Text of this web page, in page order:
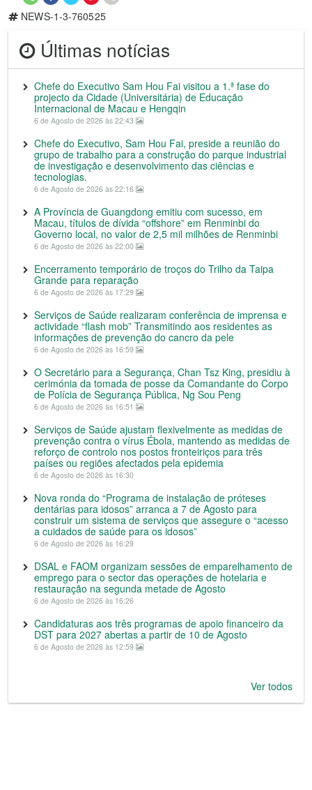
NEWS-1-3-760525
Últimas notícias
Chefe do Executivo Sam Hou Fai visitou a 1.ª fase do
projecto da Cidade (Universitária) de Educação
Internacional de Macau e Hengqin
6 de Agosto de 2026 às 22:43
Chefe do Executivo, Sam Hou Fai, preside a reunião do
grupo de trabalho para a construção do parque industrial
de investigação e desenvolvimento das ciências e
tecnologias.
6 de Agosto de 2026 às 22:16
A Província de Guangdong emitiu com sucesso, em
Macau, títulos de dívida “offshore” em Renminbi do
Governo local, no valor de 2,5 mil milhões de Renminbi
6 de Agosto de 2026 às 22:00
Encerramento temporário de troços do Trilho da Taipa
Grande para reparação
6 de Agosto de 2026 às 17:29
Serviços de Saúde realizaram conferência de imprensa e
actividade “flash mob” Transmitindo aos residentes as
informações de prevenção do cancro da pele
6 de Agosto de 2026 às 16:59
O Secretário para a Segurança, Chan Tsz King, presidiu à
cerimónia da tomada de posse da Comandante do Corpo
de Polícia de Segurança Pública, Ng Sou Peng
6 de Agosto de 2026 às 16:51
Serviços de Saúde ajustam flexivelmente as medidas de
prevenção contra o vírus Ébola, mantendo as medidas de
reforço de controlo nos postos fronteiriços para três
países ou regiões afectados pela epidemia
6 de Agosto de 2026 às 16:30
Nova ronda do “Programa de instalação de próteses
dentárias para idosos” arranca a 7 de Agosto para
construir um sistema de serviços que assegure o “acesso
a cuidados de saúde para os idosos”
6 de Agosto de 2026 às 16:29
DSAL e FAOM organizam sessões de emparelhamento de
emprego para o sector das operações de hotelaria e
restauração na segunda metade de Agosto
6 de Agosto de 2026 às 16:26
Candidaturas aos três programas de apoio financeiro da
DST para 2027 abertas a partir de 10 de Agosto
6 de Agosto de 2026 às 12:59
Ver todos